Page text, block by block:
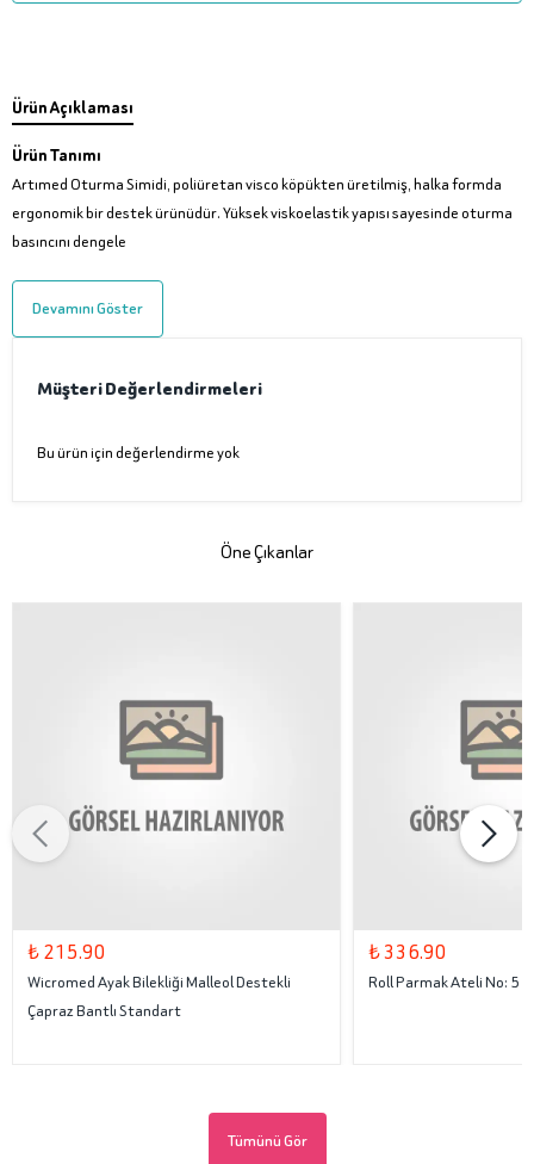
Ürün Açıklaması
Ürün Tanımı
Artımed Oturma Simidi, poliüretan visco köpükten üretilmiş, halka formda
ergonomik bir destek ürünüdür. Yüksek viskoelastik yapısı sayesinde oturma
basıncını dengele
Devamını Göster
Müşteri Değerlendirmeleri
Bu ürün için değerlendirme yok
Öne Çıkanlar
₺ 215.90
Wicromed Ayak Bilekliği Malleol Destekli
Çapraz Bantlı Standart
₺ 336.90
Roll Parmak Ateli No: 5
Tümünü Gör